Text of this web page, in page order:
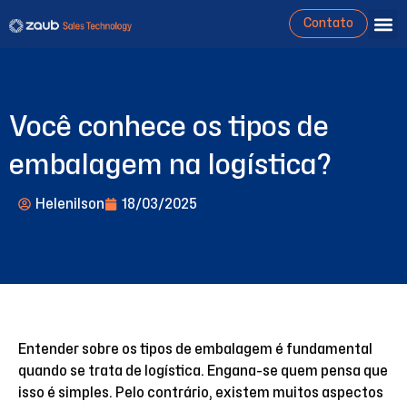
Contato
Você conhece os tipos de
embalagem na logística?
Helenilson 18/03/2025
Entender sobre os tipos de embalagem é fundamental
quando se trata de logística. Engana-se quem pensa que
isso é simples. Pelo contrário, existem muitos aspectos